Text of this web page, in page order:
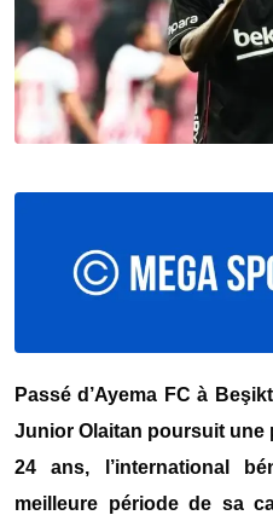
Passé d’Ayema FC à
Junior Olaitan poursuit une
24 ans, l’international
meilleure période de sa